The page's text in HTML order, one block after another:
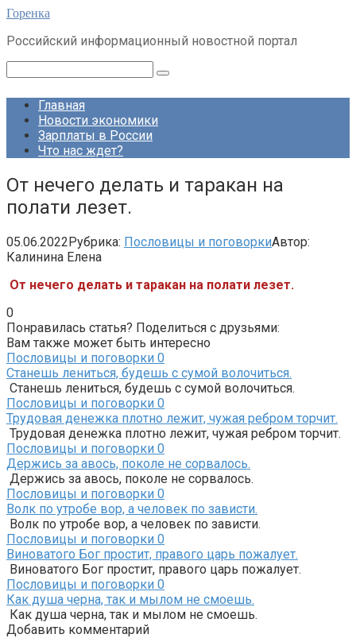
Перейти
контенту
Горенка
Российский информационный новостной портал
Главная
Новости экономики
Зарплаты в России
Что нас ждет?
От нечего делать и таракан на
полати лезет.
05.06.2022Рубрика: Пословицы и поговоркиАвтор:
Калинина Елена
От нечего делать и таракан на полати лезет.
0
Понравилась статья? Поделиться с друзьями:
Вам также может быть интересно
Пословицы и поговорки 0
Станешь лениться, будешь с сумой волочиться.
Станешь лениться, будешь с сумой волочиться.
Пословицы и поговорки 0
Трудовая денежка плотно лежит, чужая ребром торчит.
Трудовая денежка плотно лежит, чужая ребром торчит.
Пословицы и поговорки 0
Держись за авось, поколе не сорвалось.
Держись за авось, поколе не сорвалось.
Пословицы и поговорки 0
Волк по утробе вор, а человек по зависти.
Волк по утробе вор, а человек по зависти.
Пословицы и поговорки 0
Виноватого Бог простит, правого царь пожалует.
Виноватого Бог простит, правого царь пожалует.
Пословицы и поговорки 0
Как душа черна, так и мылом не смоешь.
Как душа черна, так и мылом не смоешь.
Добавить комментарий